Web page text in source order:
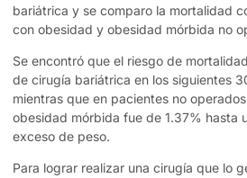
bariátrica y se comparo la mortalidad
con obesidad y obesidad mórbida no
Se encontró que el riesgo de
de cirugía bariátrica en los siguientes
mientras que en pacientes no
obesidad mórbida fue de 1.37% hasta
exceso de peso.
Para lograr realizar una cirugía que lo